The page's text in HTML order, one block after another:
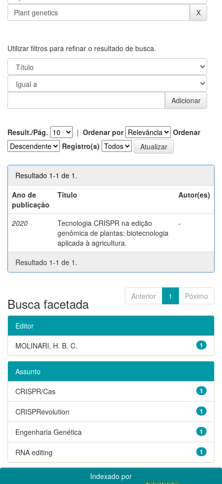
Utilizar filtros para refinar o resultado de busca.
Result./Pág. | Ordenar por
Ordenar
Registro(s)
Resultado 1-1 de 1.
Ano de
publicação
Título Autor(es)
2020
Tecnologia CRISPR na edição
genômica de plantas: biotecnologia
aplicada à agricultura.
-
Resultado 1-1 de 1.
Anterior 1 Póximo
Busca facetada
Editor
1
MOLINARI, H. B. C.
Assunto
1
CRISPR/Cas
1
CRISPRevolution
1
Engenharia Genética
1
RNA editing
Indexado por